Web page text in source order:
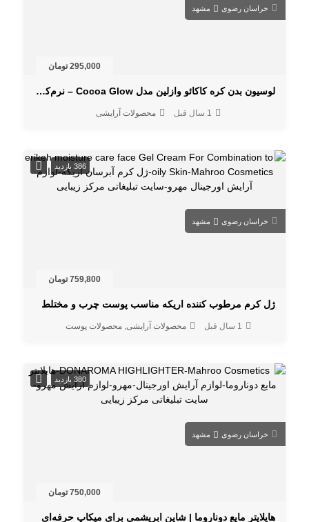
خراسان رضوی مشهد
295,000 تومان
لوسیون بدن کره کاکائو وازلین مدل Cocoa Glow – نرم‌کننده و درخشان‌کننده پوست
1 سال قبل محصولات آرایشی
386 بازدید
خراسان رضوی مشهد
759,800 تومان
ژل کرم مرطوب کننده اریکه مناسب پوست چرب و مختلط
1 سال قبل محصولات آرایشی محصولات پوست
380 بازدید
خراسان رضوی مشهد
750,000 تومان
هایلایتر مایع دوناروما | شاین ابریشمی برای میکاپ‌ حرفه‌ای